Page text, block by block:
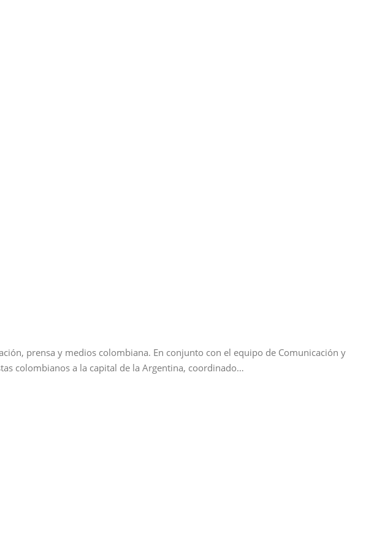
prensa y medios colombiana. En conjunto con el equipo de Comunicación y
colombianos a la capital de la Argentina, coordinado…